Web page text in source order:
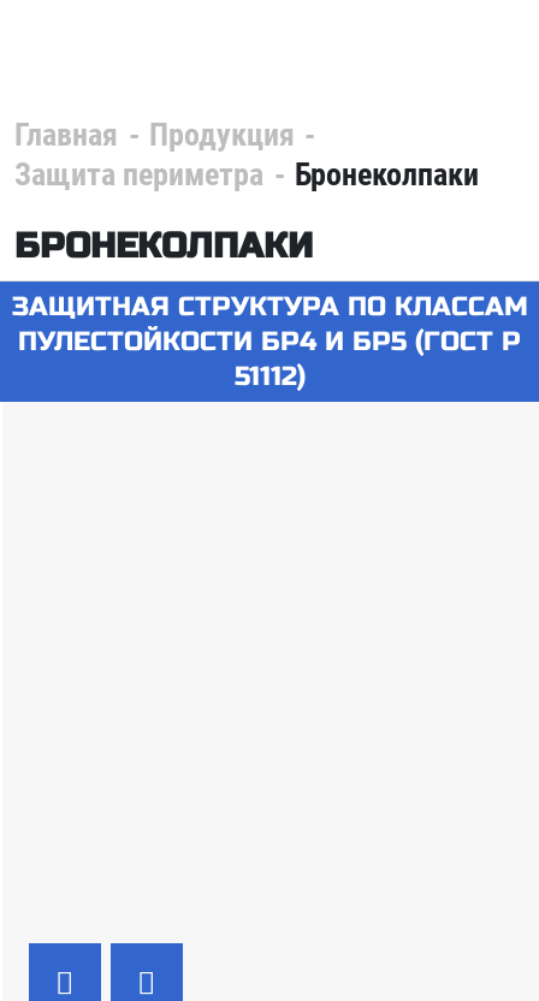
Главная
Продукция
Защита периметра
Бронеколпаки
БРОНЕКОЛПАКИ
ЗАЩИТНАЯ СТРУКТУРА ПО КЛАССАМ
ПУЛЕСТОЙКОСТИ БР4 И БР5 (ГОСТ Р
51112)